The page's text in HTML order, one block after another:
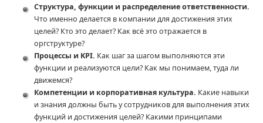
Структура, функции и распределение ответственности.
Что именно делается в компании для достижения этих
целей? Кто это делает? Как всё это отражается в
оргструктуре?
Процессы и KPI. Как шаг за шагом выполняются эти
функции и реализуются цели? Как мы понимаем, туда ли
движемся?
Компетенции и корпоративная культура. Какие навыки
и знания должны быть у сотрудников для выполнения этих
функций и достижения целей? Какими принципами